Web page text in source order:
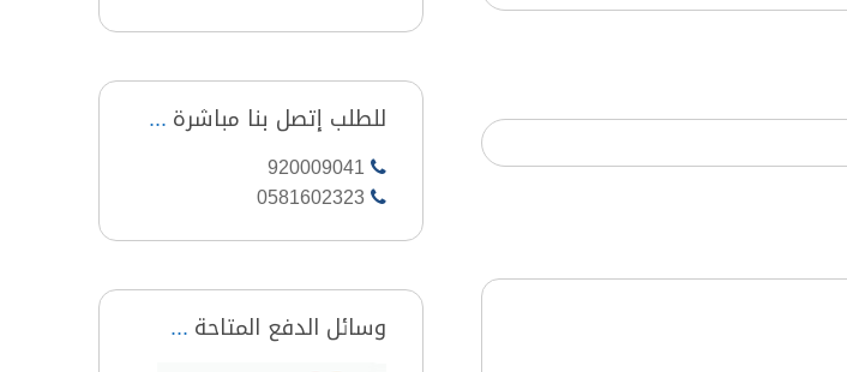
للطلب إتصل بنا مباشرة
920009041
0581602323
وسائل الدفع المتاحة